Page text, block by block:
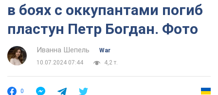
в боях с оккупантами погиб
пластун Петр Богдан. Фото
Иванна Шепель
War
10.07.2024 07:44
4,2 т.
0